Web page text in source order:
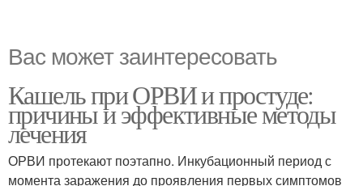
Вас может заинтересовать
Кашель при ОРВИ и простуде:
причины и эффективные методы
лечения
ОРВИ протекают поэтапно. Инкубационный период с
момента заражения до проявления первых симптомов